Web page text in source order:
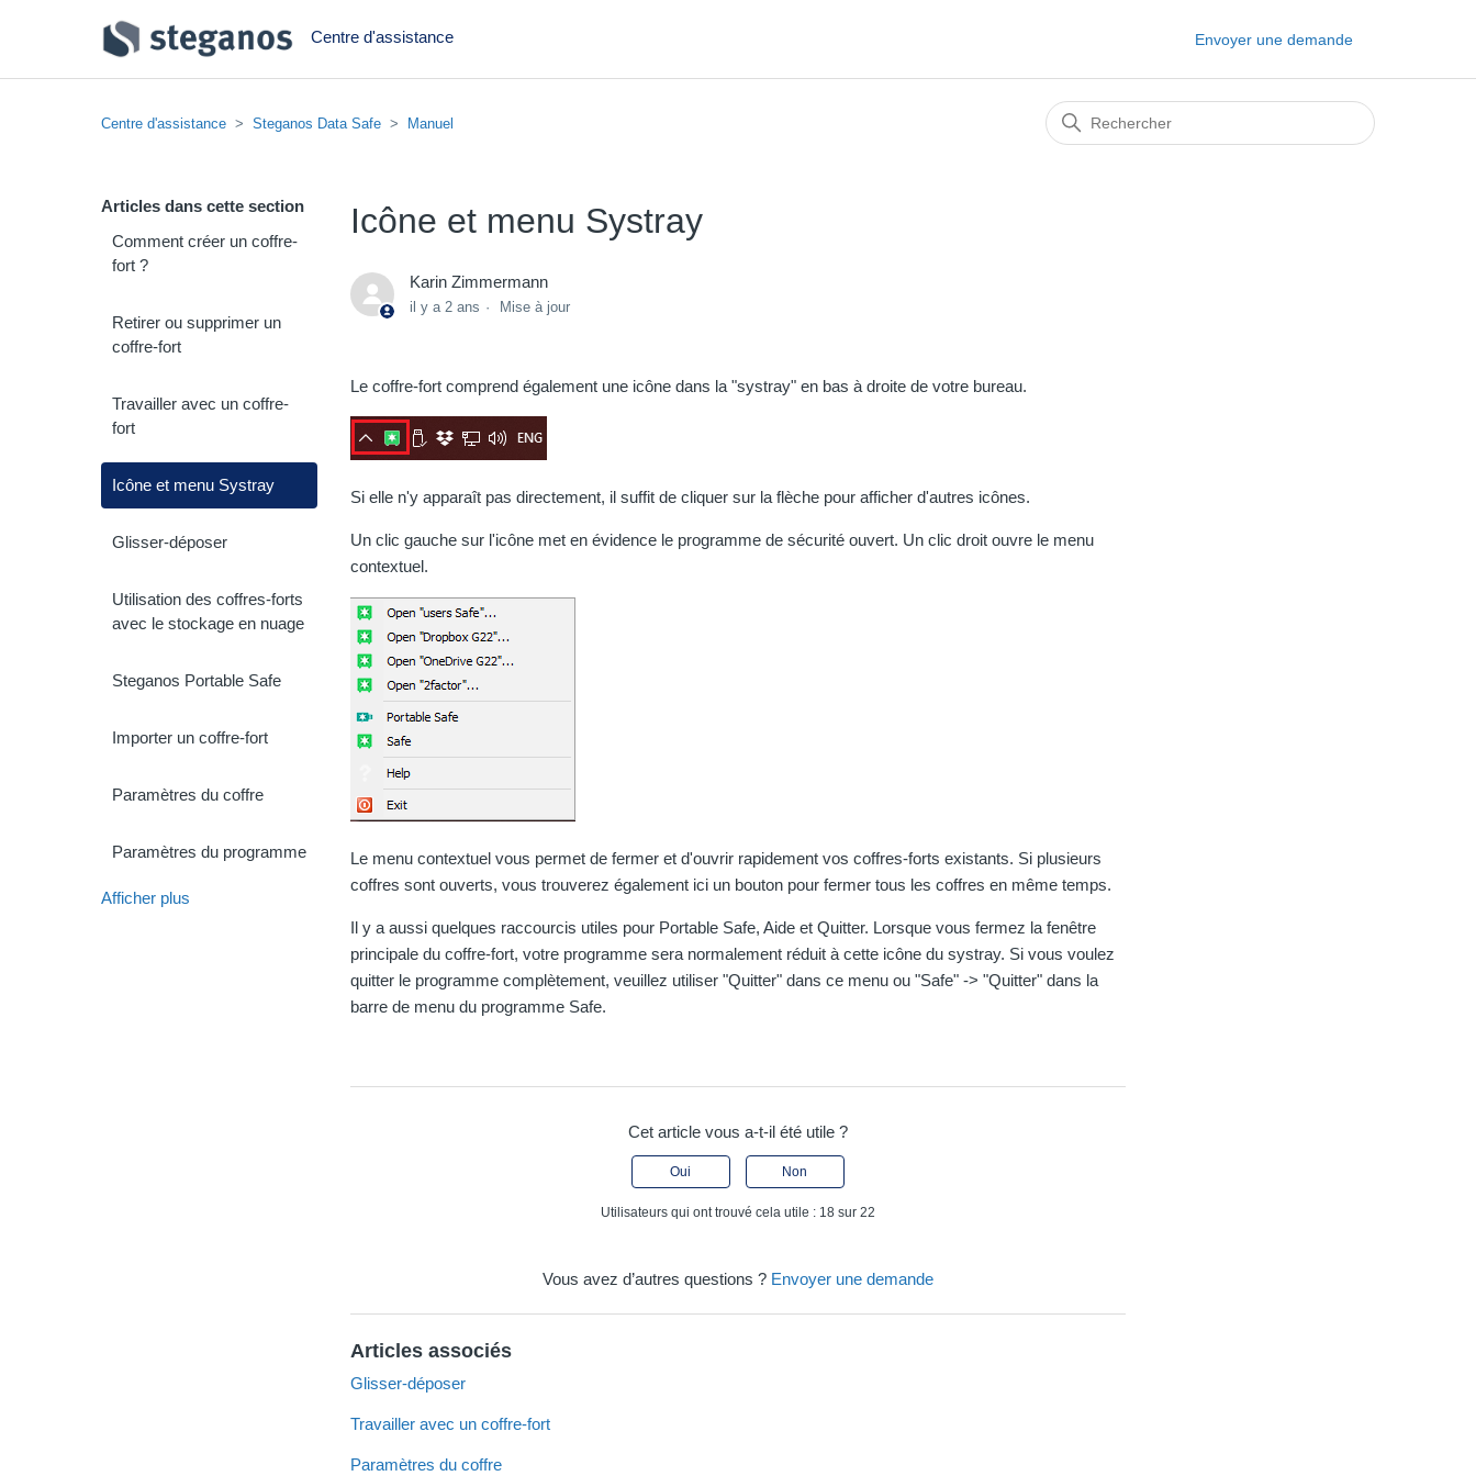
Centre d'assistance Envoyer une demande
Centre d'assistance Steganos Data Safe Manuel
Articles dans cette section
Comment créer un coffre-
fort ?
Retirer ou supprimer un
coffre-fort
Travailler avec un coffre-
fort
Icône et menu Systray
Glisser-déposer
Utilisation des coffres-forts
avec le stockage en nuage
Steganos Portable Safe
Importer un coffre-fort
Paramètres du coffre
Paramètres du programme
Afficher plus
Icône et menu Systray
Karin Zimmermann
il y a 2 ans Mise à jour
Le coffre-fort comprend également une icône dans la "systray" en bas à droite de votre bureau.
Si elle n'y apparaît pas directement, il suffit de cliquer sur la flèche pour afficher d'autres icônes.
Un clic gauche sur l'icône met en évidence le programme de sécurité ouvert. Un clic droit ouvre le menu
contextuel.
Le menu contextuel vous permet de fermer et d'ouvrir rapidement vos coffres-forts existants. Si plusieurs
coffres sont ouverts, vous trouverez également ici un bouton pour fermer tous les coffres en même temps.
Il y a aussi quelques raccourcis utiles pour Portable Safe, Aide et Quitter. Lorsque vous fermez la fenêtre
principale du coffre-fort, votre programme sera normalement réduit à cette icône du systray. Si vous voulez
quitter le programme complètement, veuillez utiliser "Quitter" dans ce menu ou "Safe" -> "Quitter" dans la
barre de menu du programme Safe.
Cet article vous a-t-il été utile ?
Oui Non
Utilisateurs qui ont trouvé cela utile : 18 sur 22
Vous avez d’autres questions ? Envoyer une demande
Articles associés
Glisser-déposer
Travailler avec un coffre-fort
Paramètres du coffre